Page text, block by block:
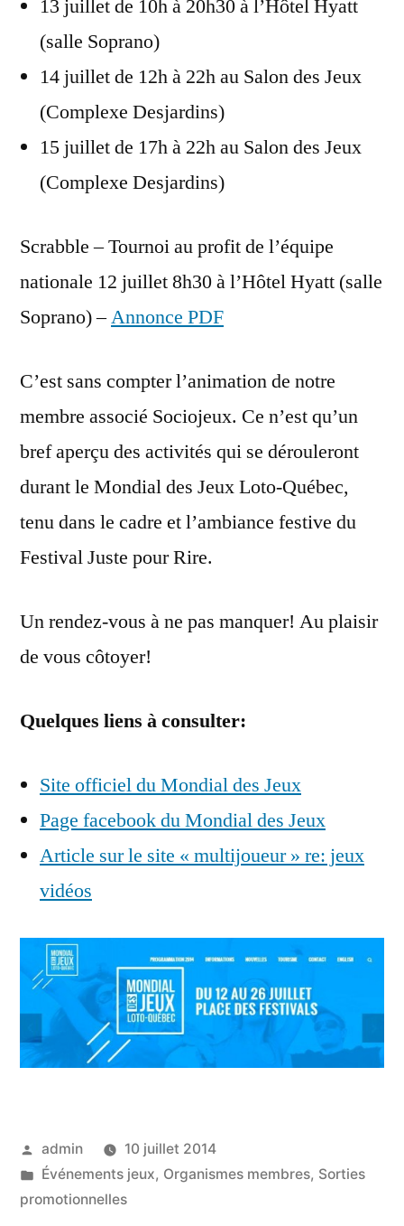
13 juillet de 10h à 20h30 à l’Hôtel Hyatt
(salle Soprano)
14 juillet de 12h à 22h au Salon des Jeux
(Complexe Desjardins)
15 juillet de 17h à 22h au Salon des Jeux
(Complexe Desjardins)
Scrabble – Tournoi au profit de l’équipe
nationale 12 juillet 8h30 à l’Hôtel Hyatt (salle
Soprano) –Annonce PDF
C’est sans compter l’animation de notre
membre associé Sociojeux. Ce n’est qu’un
bref aperçu des activités qui se dérouleront
durant le Mondial des Jeux Loto-Québec,
tenu dans le cadre et l’ambiance festive du
Festival Juste pour Rire.
Un rendez-vous à ne pas manquer! Au plaisir
de vous côtoyer!
Quelques liens à consulter:
Site officiel du Mondial des Jeux
Page facebook du Mondial des Jeux
Article sur le site « multijoueur » re: jeux
vidéos
Publié
par
admin
10 juillet 2014
Publié
dans
Événements jeux, Organismes membres, Sorties
promotionnelles